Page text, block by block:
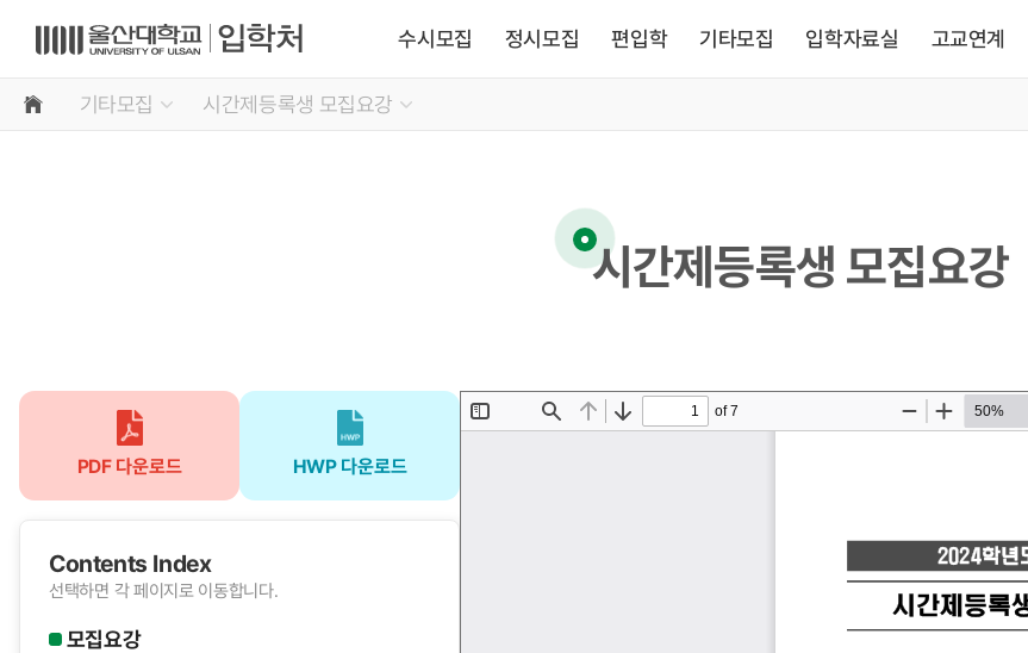
수시모집 정시모집 편입학 기타모집 입학자료실 고교연계
기타모집 시간제등록생 모집요강
시간제등록생 모집요강
PDF 다운로드 HWP 다운로드
Contents Index
선택하면 각 페이지로 이동합니다.
모집요강